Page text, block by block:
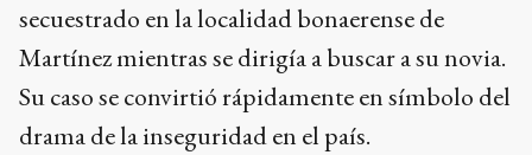
secuestrado en la localidad bonaerense de
Martínez mientras se dirigía a buscar a su novia.
Su caso se convirtió rápidamente en símbolo del
drama de la inseguridad en el país.